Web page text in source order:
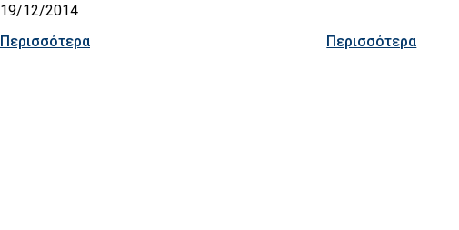
19/12/2014
Περισσότερα
Περισσότερα